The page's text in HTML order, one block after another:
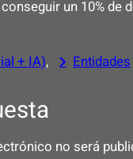
un 10%
+ IA), Entidades
no será